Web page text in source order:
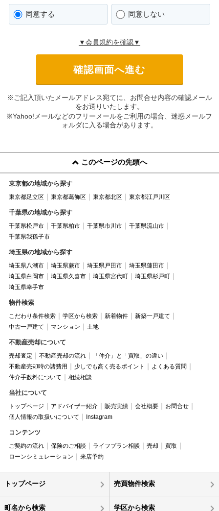
同意する 同意しない
▼会員規約を確認▼
※ご記入頂いたメールアドレス宛てに、お問合せ内容の確認メール
をお送りいたします。
※Yahoo!メールなどのフリーメールをご利用の場合、迷惑メールフ
ォルダに入る場合があります。
このページの先頭へ
東京都の地域から探す
東京都足立区 東京都葛飾区 東京都北区 東京都江戸川区
千葉県の地域から探す
千葉県松戸市 千葉県柏市 千葉県市川市
千葉県流山市
千葉県我孫子市
埼玉県の地域から探す
埼玉県八潮市 埼玉県蕨市 埼玉県戸田市
埼玉県蓮田市
埼玉県白岡市
埼玉県久喜市 埼玉県宮代町
埼玉県杉戸町
埼玉県幸手市
物件検索
こだわり条件検索 学区から検索 新着物件
新築一戸建て
中古一戸建て
マンション 土地
不動産売却について
売却査定 不動産売却の流れ
「仲介」と「買取」の違い
不動産売却時の諸費用
少しでも高く売るポイント
よくある質問
仲介手数料について
相続相談
当社について
トップページ アドバイザー紹介 販売実績 会社概要
お問合せ
個人情報の取扱いについて
Instagram
コンテンツ
ご契約の流れ 保険のご相談 ライフプラン相談 売却
買取
ローンシミュレーション
来店予約
トップページ 売買物件検索
町名から検索 学区から検索